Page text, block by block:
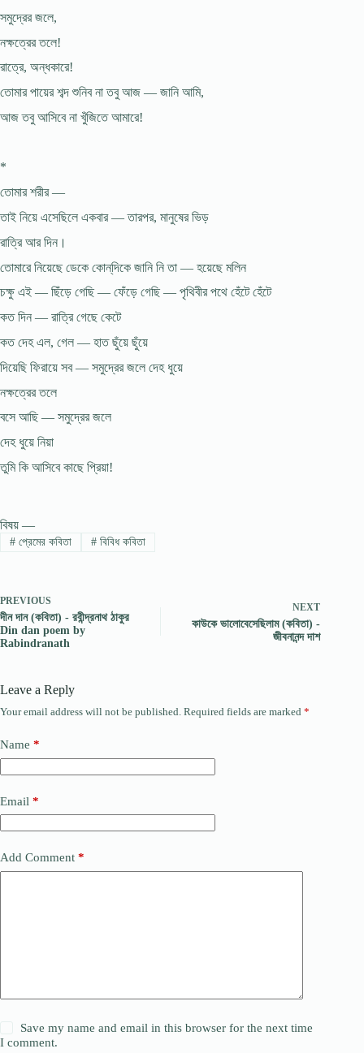
সমুদ্রের জলে,
নক্ষত্রের তলে!
রাত্রে, অন্ধকারে!
তোমার পায়ের শব্দ শুনিব না তবু আজ — জানি আমি,
আজ তবু আসিবে না খুঁজিতে আমারে!
*
তোমার শরীর —
তাই নিয়ে এসেছিলে একবার — তারপর, মানুষের ভিড়
রাত্রি আর দিন।
তোমারে নিয়েছে ডেকে কোন্‌দিকে জানি নি তা — হয়েছে মলিন
চক্ষু এই — ছিঁড়ে গেছি — ফেঁড়ে গেছি — পৃথিবীর পথে হেঁটে হেঁটে
কত দিন — রাত্রি গেছে কেটে
কত দেহ এল, গেল — হাত ছুঁয়ে ছুঁয়ে
দিয়েছি ফিরায়ে সব — সমুদ্রের জলে দেহ ধুয়ে
নক্ষত্রের তলে
বসে আছি — সমুদ্রের জলে
দেহ ধুয়ে নিয়া
তুমি কি আসিবে কাছে প্রিয়া!
বিষয় —
#প্রেমের কবিতা #বিবিধ কবিতা
PREVIOUS
দীন দান (কবিতা) - রবীন্দ্রনাথ ঠাকুর
Din dan poem by
Rabindranath
NEXT
কাউকে ভালোবেসেছিলাম (কবিতা) -
জীবনানন্দ দাশ
Leave a Reply
Your email address will not be published. Required fields are marked *
Name *
Email *
Add Comment *
Save my name and email in this browser for the next time
I comment.